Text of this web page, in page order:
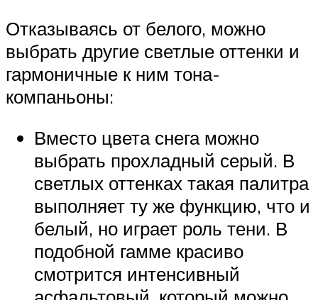
Отказываясь от белого, можно
выбрать другие светлые оттенки и
гармоничные к ним тона-
компаньоны:
Вместо цвета снега можно
выбрать прохладный серый. В
светлых оттенках такая палитра
выполняет ту же функцию, что и
белый, но играет роль тени. В
подобной гамме красиво
смотрится интенсивный